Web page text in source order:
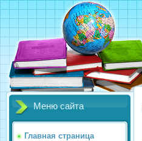
Меню сайта
Главная страница